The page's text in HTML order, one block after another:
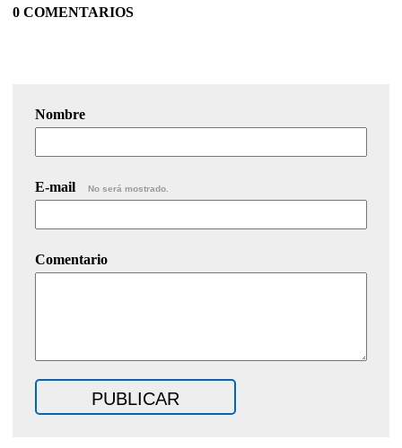
0 COMENTARIOS
Nombre
E-mail No será mostrado.
Comentario